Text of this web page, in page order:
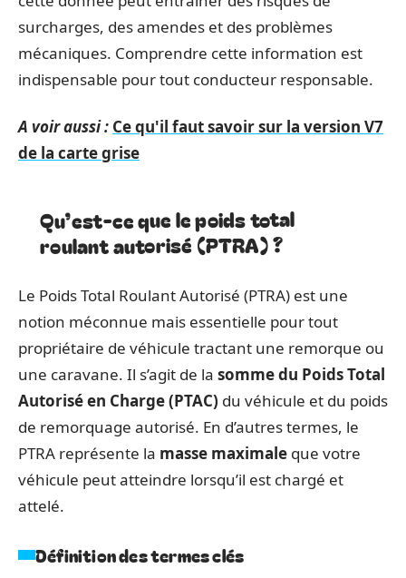
surcharges, des amendes et des problèmes
mécaniques. Comprendre cette information est
indispensable pour tout conducteur responsable.
A voir aussi : Ce qu'il faut savoir sur la version V7
de la carte grise
Qu’est-ce que le poids total
roulant autorisé (PTRA) ?
Le Poids Total Roulant Autorisé (PTRA) est une
notion méconnue mais essentielle pour tout
propriétaire de véhicule tractant une remorque ou
une caravane. Il s’agit de la somme du Poids Total
Autorisé en Charge (PTAC) du véhicule et du poids
de remorquage autorisé. En d’autres termes, le
PTRA représente la masse maximale que votre
véhicule peut atteindre lorsqu’il est chargé et
attelé.
Définition des termes clés